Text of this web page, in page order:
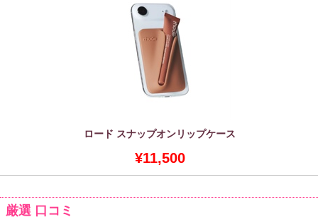
ロード スナップオンリップケース
¥11,500
厳選 口コミ